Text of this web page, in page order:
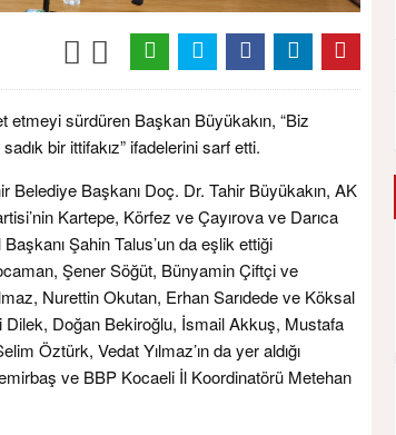
etmeyi sürdüren Başkan Büyükakın, “Biz
bir ittifakız” ifadelerini sarf etti.
Başkanı Doç. Dr. Tahir Büyükakın, AK
Kartepe, Körfez ve Çayırova ve Darıca
Şahin Talus’un da eşlik ettiği
Şener Söğüt, Bünyamin Çiftçi ve
Nurettin Okutan, Erhan Sarıdede ve Köksal
Dilek, Doğan Bekiroğlu, İsmail Akkuş, Mustafa
Öztürk, Vedat Yılmaz’ın da yer aldığı
ve BBP Kocaeli İl Koordinatörü Metehan